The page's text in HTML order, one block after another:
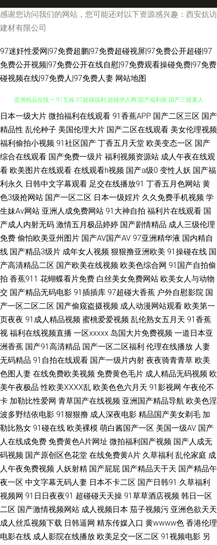
感谢您访问我们的网站，您可能还对以下资源感兴趣：西安炕访
建材有限公司
97迷奸性爱网|97免费超鹏|97免费超碰视屏|97免费公开超碰|97
免费公开视频|97免费公开在线自慰|97免费观看操碰免费|97免费
碰视频在线|97免费人|97免费人妻 网站地图
含羞草免费91 91豆花网动漫 蜜桃视屏在线观看 色图综合站 午夜剧场成人18
亚洲精品在线一 91互操 97超碰福利 超碰伊人网 国产福利夜 国产三级素人
αV视频 麻豆国产一二三区 男女互操免费看 日韩免费ag 天美mv入口 午夜毛
片网址 91次云 黄页网站日韩 日韩a卡一 丝袜韩国亚洲三级 亚洲色天堂在线
91n免费处女在 91综合娱乐在线 大香蕉伊人干 福利姬福利导航 国产日韩欧
美精品 国产操碰 东京热无码中文网 99热这里是精品 超碰在线奸海角 老湿影
院日本 熟妇一区二区 婷婷五月天社区 神马影院午夜限制 青青草好吊 欧美精
品系列 色色看片 天堂网成人在线 亚洲传媒色情A片 91在线观看玖玖 超碰91
干干 福利视频三分钟 黑人成人 久久综合av 91后入极品jK AV免费在线精东
福利导航大全 黄色废料91 狼友大香蕉 欧美韩日 人妖AV资源网 日韩在线第
47页 午夜寂寞老司机 伊人青青草视频 91岛国 91制作视频在线 国产欧美一
区二区 精品91网 老太AV老太AV 欧美成人官网 人妻熟女一级片 偷拍99超碰
亚洲男女操逼视频 91大神视频污 AV一区二区AV 国产高清在线视频 午夜影院
黄色的 91欧美性爱 99三级伦理片网 白丝足交av91 成人在线免费 精品av在
线网站 男人天堂无码 欧美熟妇bbw 日韩情侣av 午夜激情黄色 成人网在线观
妻 探花对白清晰 性爱网五月天 自慰成人 97超碰人人妻 操逼日本美女 东京
日本一级大片 微拍福利在线观看 91香蕉APP 国产二区三区 国产
精品性 乱伦种子 美国伦理大片 国产二区在线观看 美女伦理视频
福利偷拍小视频 91社区国产 丁香五月天堂 欧美变态一区 国产
综合在线观看 国产免费一级片 福利视频资源站 成人午夜在线观
看 欧美图片在线观看 在线观看h视频 国产a级0 变性人妖 国产福
利永久 日韩中文字幕观看 足交在线播放91 丁香五月色网站 黄
色3级抢网站 国产一区二区 日本一级婬片 久久免费手机视频 学
生妹Av网站 亚洲人成免费网站 91大神自拍 福利片在线观看 国
产成人内射无码 激情五月极品婷婷 国产剧情精品 成人三级伦理
免费 偷怕欧美亚州图片 国产AV国产AV 97亚洲精华液 国内精自
线 国产精品3级片 成年女人视频 狠狠撸亚洲欧美 91操碰在线 国
产高清精品二区 国产欧美在线视频 欧美色综合网 91国产自拍偷
拍 香蕉911 花蝴蝶看片免费 白丝美女免费网站 欧美女人与动物
交 国产精品无码电影 91插插库 97超碰大香蕉 户外自慰影院 国
产一区二区二区 国产偷窥盗摄视频 成人动漫网站观看 欧美第一
页夜夜 91成人精品视频 蜜桃爱爱视频 乱伦熟女五月天 91香蕉
视 福利在线视频直播 一区xxxxx 岛国大片免费视频 一道日本亚
洲香蕉 国产91高清精品 国产一区二区福利 伦理在线播放 人妻
无码精品 91自拍在线观看 国产一级片内射 夜夜骑青青草 欧美
色图人妻 在线免费欧美视频 免费黄色毛片 成人精品无码视频 欧
美午夜极品 性欧美ⅩⅩⅩⅩ乱 欧美色色六月天 91影视网 午夜伦不
卡 加勒比性爱网 青草国产在线视频 亚洲国产精品导航 欧美色淫
波多野结依电影 91狠狠撸 成人深夜电影 精品国产美女剃毛 加
勒比熟女 91碰在线 欧美裸模 萌白酱国产一区 美国一级AV 国产
人在线成免费 免费黄色A片网址 微拍福利国产视频 国产人成无
码视频 国产原创区色花堂 在线免费黄A片 久草福利 乱伦家庭 成
人午夜免费视频 人妖射精 国产屁屁 国产精品天干天 国产精品午
夜一区 中文字幕无码人妻 日本不卡二区 国产日韩91 久草福利
视频网 91日日夜夜91 超碰碰天天操 91草草酒店视频 韩日一区
二区 国产激情视频网站 成人视频日本 茄子视频污 亚洲色欲天天
成人丝瓜视频下载 日韩逼网 精东传媒入口 黄wwww色 香港伦理
电影在线 成人影院在线播放 欧美足交一区二区 91视频电影 另